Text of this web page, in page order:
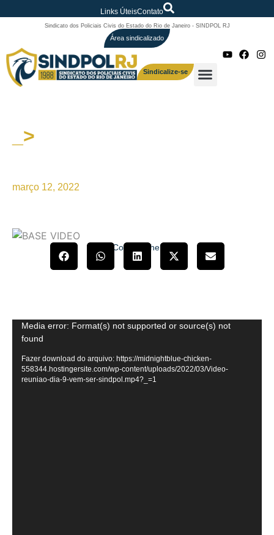
Links ÚteisContato
Sindicato dos Policiais Civis do Estado do Rio de Janeiro - SINDPOL RJ
Área sindicalizado
Sindicalize-se
_>
março 12, 2022
Compartilhe!
Tocador
de
vídeo
Media error: Format(s) not supported or source(s) not
found
Fazer download do arquivo: https://midnightblue-chicken-
558344.hostingersite.com/wp-content/uploads/2022/03/Video-
reuniao-dia-9-vem-ser-sindpol.mp4?_=1